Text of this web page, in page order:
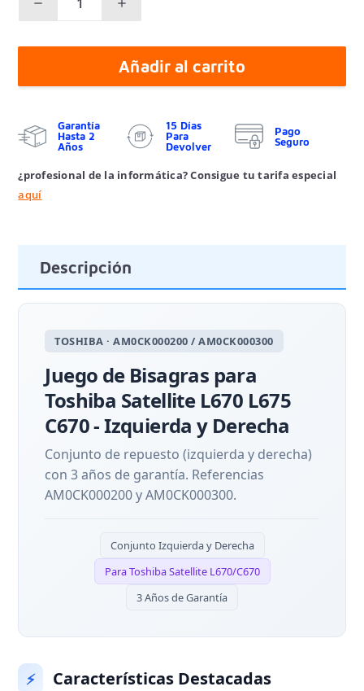
Añadir al carrito
Garantía
Hasta 2
Años
15 Días
Para
Devolver
Pago
Seguro
¿profesional de la informática? Consigue tu tarifa especial
aquí
Descripción
TOSHIBA · AM0CK000200 / AM0CK000300
Juego de Bisagras para
Toshiba Satellite L670 L675
C670 - Izquierda y Derecha
Conjunto de repuesto (izquierda y derecha)
con 3 años de garantía. Referencias
AM0CK000200 y AM0CK000300.
Conjunto Izquierda y Derecha
Para Toshiba Satellite L670/C670
3 Años de Garantía
⚡ Características Destacadas